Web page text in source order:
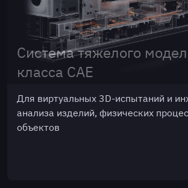
Система тяжелого
класса CAE
Для виртуальных 3D-испытаний и
анализа изделий, физических
объектов